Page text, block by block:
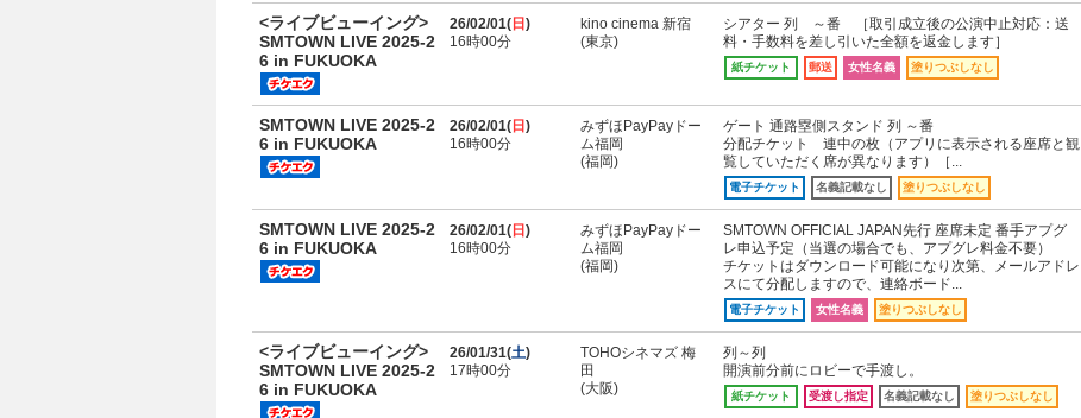
<ライブビューイング>
SMTOWN LIVE 2025-2
6 in FUKUOKA
26/02/01( 日 )
16時00分
kino cinema 新宿
(東京)
シアター 列 ～番 ［取引成立後の公演中止対応：送
料・手数料を差し引いた全額を返金します］
紙チケット 郵送 女性名義 塗りつぶしなし
SMTOWN LIVE 2025-2
6 in FUKUOKA
26/02/01( 日 )
16時00分
みずほPayPayドー
ム福岡
(福岡)
ゲート 通路塁側スタンド 列 ～番
分配チケット 連中の枚（アプリに表示される座席と観
覧していただく席が異なります）［...
電子チケット 名義記載なし 塗りつぶしなし
SMTOWN LIVE 2025-2
6 in FUKUOKA
26/02/01( 日 )
16時00分
みずほPayPayドー
ム福岡
(福岡)
SMTOWN OFFICIAL JAPAN先行 座席未定 番手アプグ
レ申込予定（当選の場合でも、アプグレ料金不要）
チケットはダウンロード可能になり次第、メールアドレ
スにて分配しますので、連絡ボード...
電子チケット 女性名義 塗りつぶしなし
<ライブビューイング>
SMTOWN LIVE 2025-2
6 in FUKUOKA
26/01/31(土)
17時00分
TOHOシネマズ 梅
田
(大阪)
列～列
開演前分前にロビーで手渡し。
紙チケット 受渡し指定 名義記載なし 塗りつぶしなし